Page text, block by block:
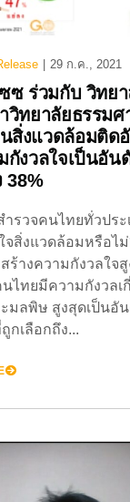
29 ก.ค., 2021
ซ ร่วมกับ วิทย
วิทยาลัยธรรมศ
นสิ่งแวดล้อมติ
กังวลใจเป็นอั
38%
ำรวจคนไทยทั่วปร
จสิ่งแวดล้อมหรือไ
ร้างความกังวลใจ
ไทยมีความกังวลเ
มลพิษ สูงสุดเป็นอั
กเลือกถึง...